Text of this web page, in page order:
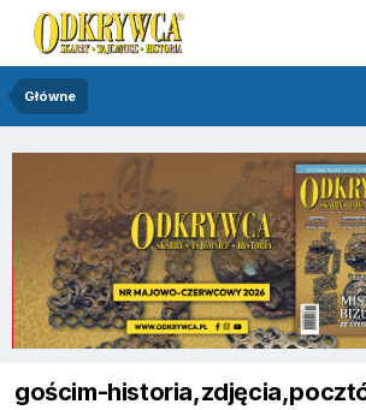
Główne
gościm-